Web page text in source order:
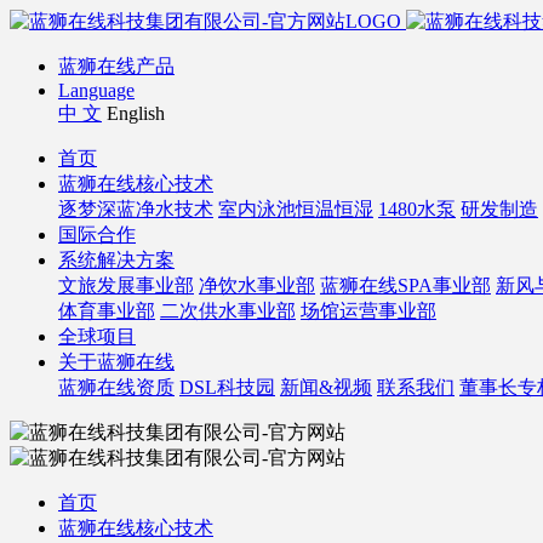
蓝狮在线产品
Language
中 文 English
首页
蓝狮在线核心技术
逐梦深蓝净水技术 室内泳池恒温恒湿 1480水泵 研发制造
国际合作
系统解决方案
文旅发展事业部 净饮水事业部 蓝狮在线SPA事业部 新风
体育事业部 二次供水事业部 场馆运营事业部
全球项目
关于蓝狮在线
蓝狮在线资质 DSL科技园 新闻&视频 联系我们 董事长专
首页
蓝狮在线核心技术